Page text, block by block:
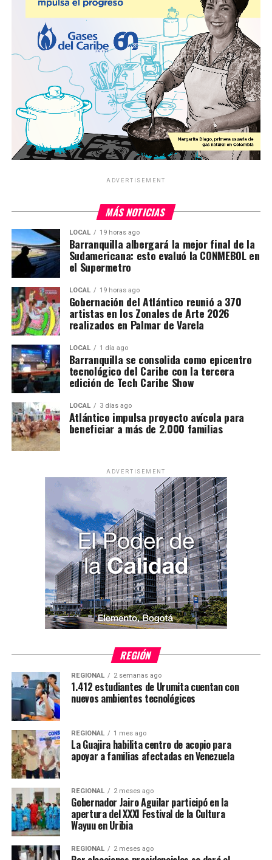
ADVERTISEMENT
MÁS NOTICIAS
LOCAL 19 horas ago
Barranquilla albergará la mejor final de la
Sudamericana: esto evaluó la CONMEBOL en
el Supermetro
LOCAL 19 horas ago
Gobernación del Atlántico reunió a 370
artistas en los Zonales de Arte 2026
realizados en Palmar de Varela
LOCAL 1 día ago
Barranquilla se consolida como epicentro
tecnológico del Caribe con la tercera
edición de Tech Caribe Show
LOCAL 3 días ago
Atlántico impulsa proyecto avícola para
beneficiar a más de 2.000 familias
ADVERTISEMENT
REGIÓN
REGIONAL 2 semanas ago
1.412 estudiantes de Urumita cuentan con
nuevos ambientes tecnológicos
REGIONAL 1 mes ago
La Guajira habilita centro de acopio para
apoyar a familias afectadas en Venezuela
REGIONAL 2 meses ago
Gobernador Jairo Aguilar participó en la
apertura del XXXI Festival de la Cultura
Wayuu en Uribia
REGIONAL 2 meses ago